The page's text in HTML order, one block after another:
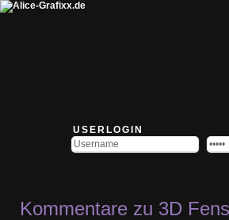
USERLOGIN
Kommentare zu 3D